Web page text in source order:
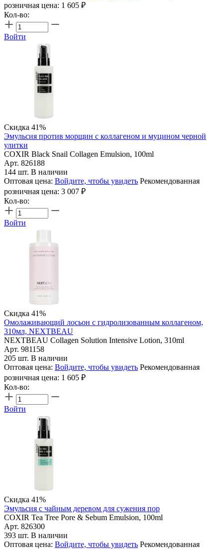
розничная цена: 1 605 ₽
Кол-во:
Войти
Скидка 41%
Эмульсия против морщин с коллагеном и муцином черной
улитки
COXIR Black Snail Collagen Emulsion, 100ml
Арт. 826188
144 шт. В наличии
Оптовая цена: Войдите, чтобы увидеть Рекомендованная
розничная цена: 3 007 ₽
Кол-во:
Войти
Скидка 41%
Омолаживающий лосьон с гидролизованным коллагеном,
310мл, NEXTBEAU
NEXTBEAU Collagen Solution Intensive Lotion, 310ml
Арт. 981158
205 шт. В наличии
Оптовая цена: Войдите, чтобы увидеть Рекомендованная
розничная цена: 1 605 ₽
Кол-во:
Войти
Скидка 41%
Эмульсия с чайным деревом для сужения пор
COXIR Tea Tree Pore & Sebum Emulsion, 100ml
Арт. 826300
393 шт. В наличии
Оптовая цена: Войдите, чтобы увидеть Рекомендованная